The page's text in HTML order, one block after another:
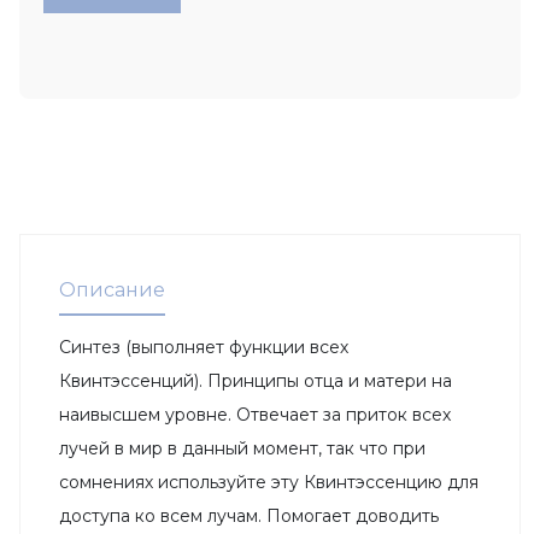
Описание
Синтез (выполняет функции всех
Квинтэссенций). Принципы отца и матери на
наивысшем уровне. Отвечает за приток всех
лучей в мир в данный момент, так что при
сомнениях используйте эту Квинтэссенцию для
доступа ко всем лучам. Помогает доводить